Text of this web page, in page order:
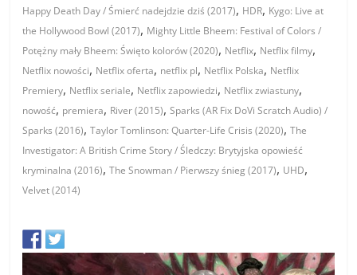
Happy Death Day / Śmierć nadejdzie dziś (2017), HDR, Kygo: Live at
the Hollywood Bowl (2017), Mighty Little Bheem: Festival of Colors /
Potężny mały Bheem: Święto kolorów (2020), Netflix, Netflix filmy,
Netflix nowości, Netflix oferta, netflix pl, Netflix Polska, Netflix
Premiery, Netflix seriale, Netflix zapowiedzi, Netflix zwiastuny,
nowość, premiera, River (2015),Sparks (AR Fix DoVi Scratch Audio) /
Sparks (2016),Taylor Tomlinson: Quarter-Life Crisis (2020),The
Investigator: A British Crime Story / Śledczy: Brytyjska opowieść
kryminalna (2016),The Snowman / Pierwszy śnieg (2017), UHD,
Velvet (2014)